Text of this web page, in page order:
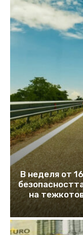
В неделя от
на